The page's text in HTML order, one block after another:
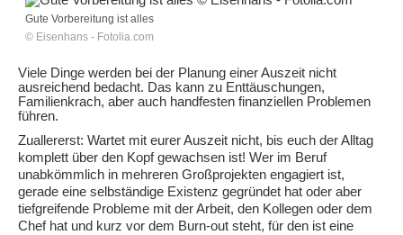
Gute Vorbereitung ist alles
© Eisenhans - Fotolia.com
Viele Dinge werden bei der Planung einer Auszeit nicht
ausreichend bedacht. Das kann zu Enttäuschungen,
Familienkrach, aber auch handfesten finanziellen Problemen
führen.
Zuallererst: Wartet mit eurer Auszeit nicht, bis euch der Alltag
komplett über den Kopf gewachsen ist! Wer im Beruf
unabkömmlich in mehreren Großprojekten engagiert ist,
gerade eine selbständige Existenz gegründet hat oder aber
tiefgreifende Probleme mit der Arbeit, den Kollegen oder dem
Chef hat und kurz vor dem Burn-out steht, für den ist eine